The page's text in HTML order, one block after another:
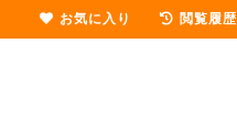
お気に入り 閲覧履歴